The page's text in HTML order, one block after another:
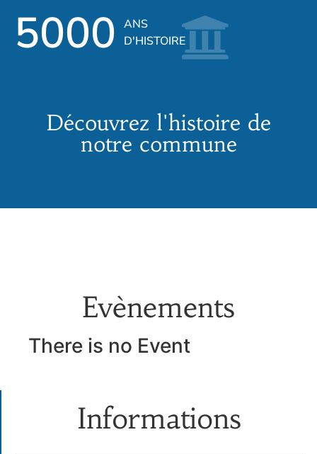
5000
ANS
D'HISTOIRE
Découvrez l'histoire de
notre commune
Evènements
There is no Event
Informations